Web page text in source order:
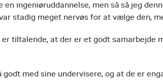
ingeniøruddannelse, men så så jeg
stadig meget nervøs for at vælge den,
tiltalende, at der er et godt samarbejde
godt med sine undervisere, og at de er